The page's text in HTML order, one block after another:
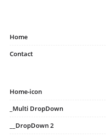
Home
Contact
Home-icon
_Multi DropDown
__DropDown 2